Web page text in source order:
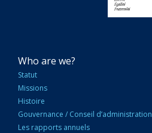
NAVIGATION
PRINCIPALE
Who are we?
Statut
Missions
Histoire
Gouvernance / Conseil d’administration
Les rapports annuels